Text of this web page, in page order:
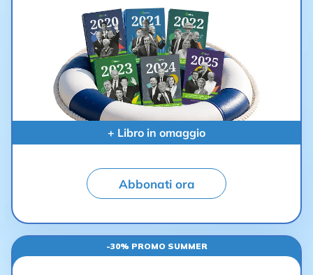
+ Libro in omaggio
Abbonati ora
-30% PROMO SUMMER